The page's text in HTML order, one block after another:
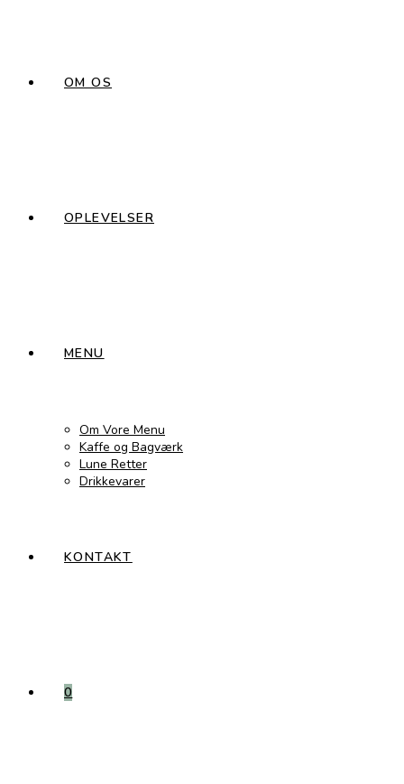
OM OS
OPLEVELSER
MENU
Om Vore Menu
Kaffe og Bagværk
Lune Retter
Drikkevarer
KONTAKT
0